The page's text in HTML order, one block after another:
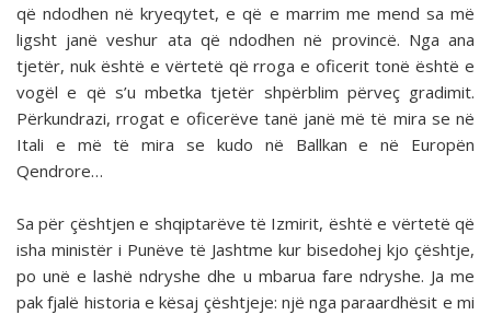
që ndodhen në kryeqytet, e që e marrim me mend sa më
ligsht janë veshur ata që ndodhen në provincë. Nga ana
tjetër, nuk është e vërtetë që rroga e oficerit tonë është e
vogël e që s’u mbetka tjetër shpërblim përveç grad­imit.
Përkundrazi, rrogat e oficerëve tanë janë më të mira se në
Itali e më të mira se kudo në Ballkan e në Europën
Qendrore…
Sa për çështjen e shqiptarëve të Izmirit, është e vër­tetë që
isha ministër i Punëve të Jashtme kur bisedohej kjo çështje,
po unë e lashë ndryshe dhe u mbarua fare ndry­she. Ja me
pak fjalë historia e kësaj çështjeje: një nga para­ardhësit e mi